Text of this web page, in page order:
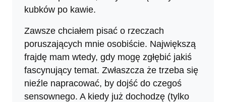
kubków po kawie.
Zawsze chciałem pisać o rzeczach
poruszających mnie osobiście. Największą
frajdę mam wtedy, gdy mogę zgłębić jakiś
fascynujący temat. Zwłaszcza że trzeba się
nieźle napracować, by dojść do czegoś
sensownego. A kiedy już dochodzę (tylko